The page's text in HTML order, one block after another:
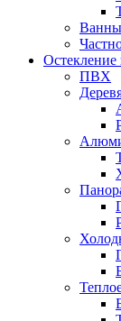
Ванны
Остекление
ПВХ